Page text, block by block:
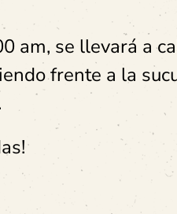
am, se llevará a
frente a la